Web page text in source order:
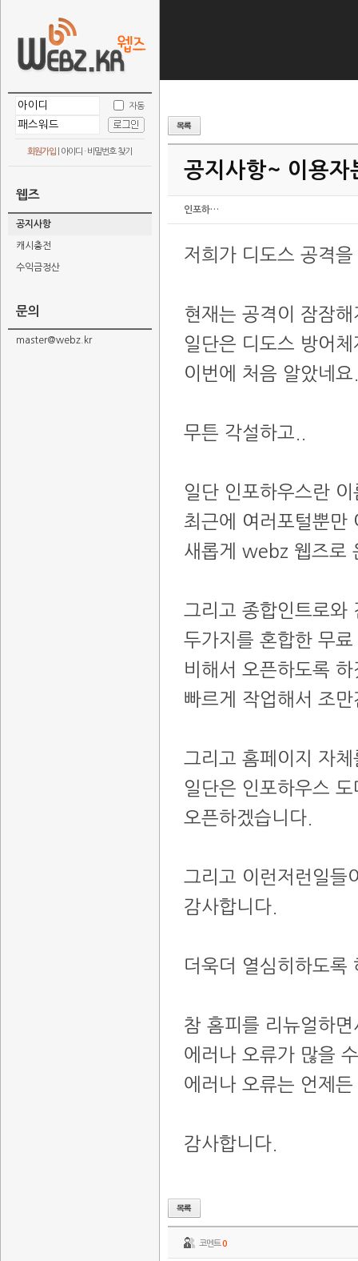
자동
회원가입 아이디 · 비밀번호 찾기
웹즈
공지사항
캐시충전
수익금정산
문의
master@webz.kr
공지사항~ 이용자
인포하…
저희가 디도스 공격
현재는 공격이 잠잠
일단은 디도스 방어
이번에 처음 알았네요
무튼 각설하고..
일단 인포하우스란
최근에 여러포털뿐만
새롭게 webz 웹즈로
그리고 종합인트로와
두가지를 혼합한 무
비해서 오픈하도록
빠르게 작업해서 조
그리고 홈페이지 자
일단은 인포하우스
오픈하겠습니다.
그리고 이런저런일들
감사합니다.
더욱더 열심히하도록
참 홈피를 리뉴얼하
에러나 오류가 많을
에러나 오류는 언제
감사합니다.
코멘트0